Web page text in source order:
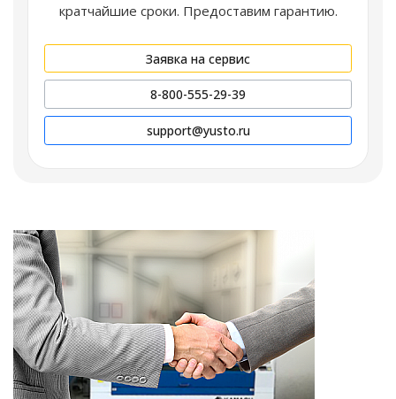
кратчайшие сроки. Предоставим гарантию.
Заявка на сервис
8-800-555-29-39
support@yusto.ru